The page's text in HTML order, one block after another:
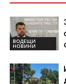
ВОДЕЩИ
НОВИНИ